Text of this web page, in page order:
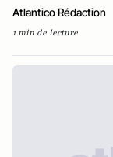
Atlantico Rédaction
1 min de lecture